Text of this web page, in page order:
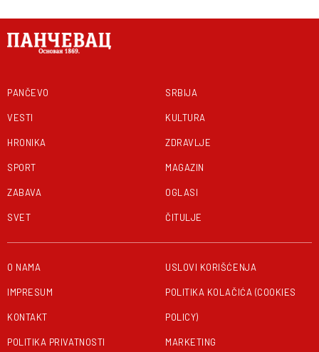
PANČEVO
VESTI
HRONIKA
SPORT
ZABAVA
SVET
SRBIJA
KULTURA
ZDRAVLJE
MAGAZIN
OGLASI
ČITULJE
O NAMA
IMPRESUM
KONTAKT
POLITIKA PRIVATNOSTI
USLOVI KORIŠĆENJA
POLITIKA KOLAČIĆA (COOKIES
POLICY)
MARKETING